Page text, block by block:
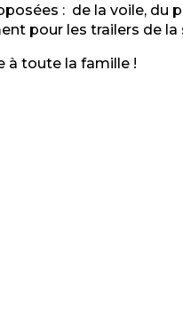
: de la voile, du
pour les trailers de
à toute la famille !